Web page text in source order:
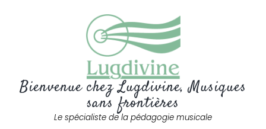
Bienvenue chez Lugdivine, Musiques
sans frontières
Le spécialiste de la pédagogie musicale